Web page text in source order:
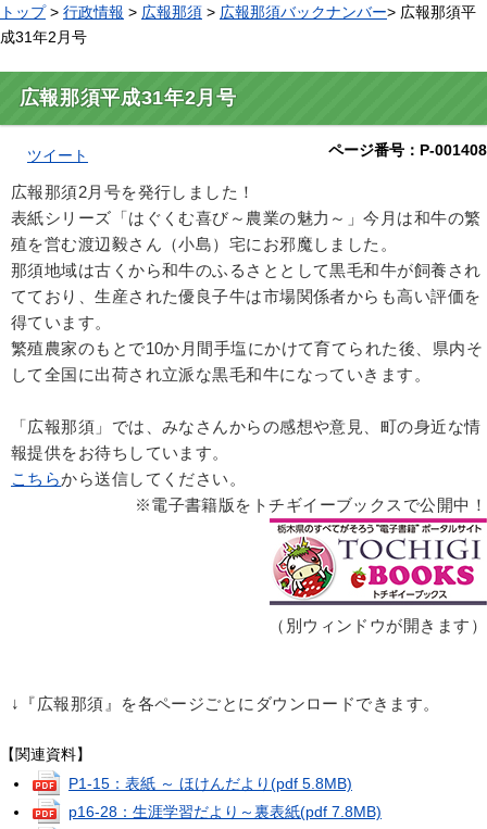
トップ> 行政情報 > 広報那須 > 広報那須バックナンバー> 広報那須平
成31年2月号
広報那須平成31年2月号
ページ番号：P-001408
ツイート
広報那須2月号を発行しました！
表紙シリーズ「はぐくむ喜び～農業の魅力～」今月は和牛の繁
殖を営む渡辺毅さん（小島）宅にお邪魔しました。
那須地域は古くから和牛のふるさととして黒毛和牛が飼養され
てており、生産された優良子牛は市場関係者からも高い評価を
得ています。
繁殖農家のもとで10か月間手塩にかけて育てられた後、県内そ
して全国に出荷され立派な黒毛和牛になっていきます。
「広報那須」では、みなさんからの感想や意見、町の身近な情
報提供をお待ちしています。
こちらから送信してください。
※電子書籍版をトチギイーブックスで公開中！
（別ウィンドウが開きます）
↓『広報那須』を各ページごとにダウンロードできます。
【関連資料】
P1-15：表紙 ～ ほけんだより(pdf 5.8MB)
p16-28：生涯学習だより～裏表紙(pdf 7.8MB)